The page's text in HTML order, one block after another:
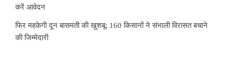
करें आवेदन
फिर महकेगी दून बासमती की खुशबू: 160 किसानों ने संभाली विरासत बचाने
की जिम्मेदारी